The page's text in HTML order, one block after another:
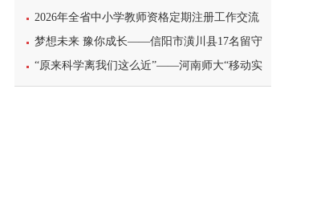
实装、校服等模仿未成年人直播
2026年全省中小学教师资格定期注册工作交流
暨信息系统使用培训班举办
梦想未来 豫你成长——信阳市潢川县17名留守
儿童赴郑参加省级研学成长营活动
“原来科学离我们这么近”——河南师大“移动实
验室”走进太行山下的乡村课堂